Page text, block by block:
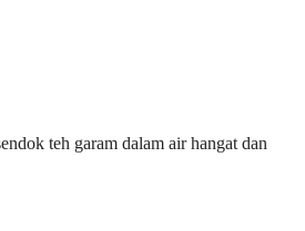
teh garam dalam air hangat dan